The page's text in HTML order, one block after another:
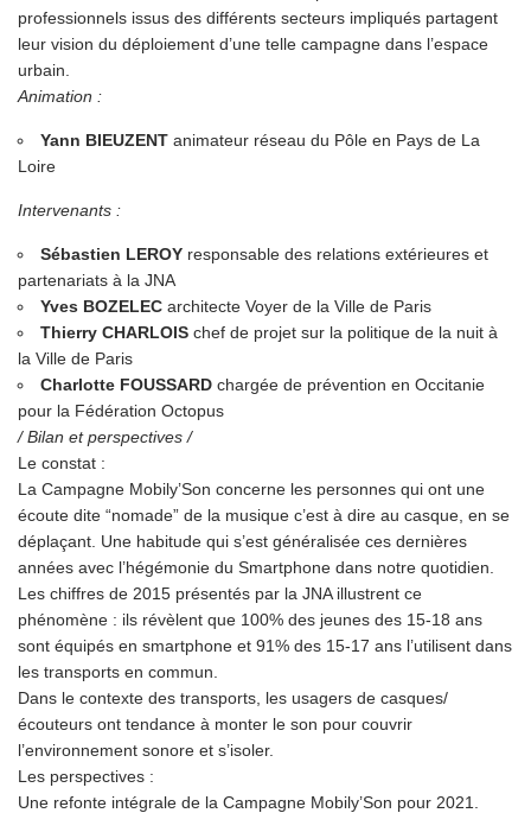
professionnels issus des différents secteurs impliqués partagent
leur vision du déploiement d’une telle campagne dans l’espace
urbain.
Animation :
Yann BIEUZENT animateur réseau du Pôle en Pays de La
Loire
Intervenants :
Sébastien LEROY responsable des relations extérieures et
partenariats à la JNA
Yves BOZELEC architecte Voyer de la Ville de Paris
Thierry CHARLOIS chef de projet sur la politique de la nuit à
la Ville de Paris
Charlotte FOUSSARD chargée de prévention en Occitanie
pour la Fédération Octopus
/ Bilan et perspectives /
Le constat :
La Campagne Mobily’Son concerne les personnes qui ont une
écoute dite “nomade” de la musique c’est à dire au casque, en se
déplaçant. Une habitude qui s’est généralisée ces dernières
années avec l’hégémonie du Smartphone dans notre quotidien.
Les chiffres de 2015 présentés par la JNA illustrent ce
phénomène : ils révèlent que 100% des jeunes des 15-18 ans
sont équipés en smartphone et 91% des 15-17 ans l’utilisent dans
les transports en commun.
Dans le contexte des transports, les usagers de casques/
écouteurs ont tendance à monter le son pour couvrir
l’environnement sonore et s’isoler.
Les perspectives :
Une refonte intégrale de la Campagne Mobily’Son pour 2021.